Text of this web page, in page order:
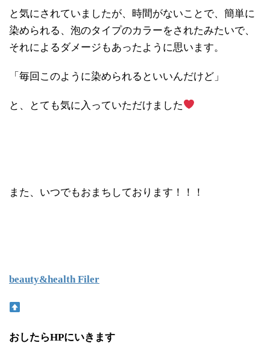
と気にされていましたが、時間がないことで、簡単に
染められる、泡のタイプのカラーをされたみたいで、
それによるダメージもあったように思います。
「毎回このように染められるといいんだけど」
と、とても気に入っていただけました
また、いつでもおまちしております！！！
beauty&health Filer
おしたらHPにいきます